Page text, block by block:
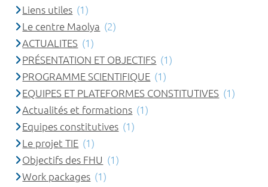
Liens utiles (1)
Le centre Maolya (2)
ACTUALITES (1)
PRÉSENTATION ET OBJECTIFS (1)
PROGRAMME SCIENTIFIQUE (1)
EQUIPES ET PLATEFORMES CONSTITUTIVES (1)
Actualités et formations (1)
Equipes constitutives (1)
Le projet TIE (1)
Objectifs des FHU (1)
Work packages (1)